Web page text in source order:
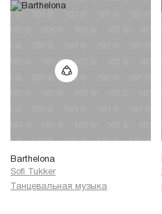
Barthelona
Sofi Tukker
Танцевальная музыка